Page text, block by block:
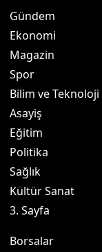
Gündem
Ekonomi
Magazin
Spor
Bilim ve Teknoloji
Asayiş
Eğitim
Politika
Sağlık
Kültür Sanat
3. Sayfa
Borsalar